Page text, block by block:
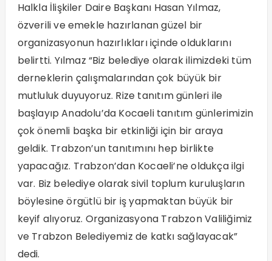
Halkla İlişkiler Daire Başkanı Hasan Yılmaz,
özverili ve emekle hazırlanan güzel bir
organizasyonun hazırlıkları içinde olduklarını
belirtti. Yılmaz “Biz belediye olarak ilimizdeki tüm
derneklerin çalışmalarından çok büyük bir
mutluluk duyuyoruz. Rize tanıtım günleri ile
başlayıp Anadolu’da Kocaeli tanıtım günlerimizin
çok önemli başka bir etkinliği için bir araya
geldik. Trabzon’un tanıtımını hep birlikte
yapacağız. Trabzon’dan Kocaeli’ne oldukça ilgi
var. Biz belediye olarak sivil toplum kuruluşların
böylesine örgütlü bir iş yapmaktan büyük bir
keyif alıyoruz. Organizasyona Trabzon Valiliğimiz
ve Trabzon Belediyemiz de katkı sağlayacak”
dedi.